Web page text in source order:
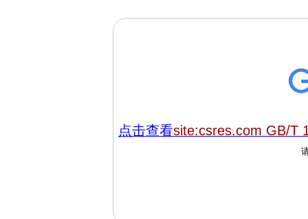
点击查看site:csres.com GB/T